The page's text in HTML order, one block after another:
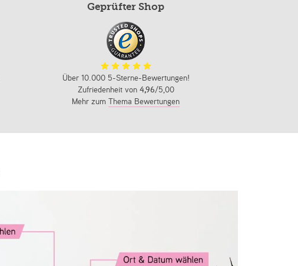
Geprüfter Shop
Über 10.000 5-Sterne-Bewertungen!
Zufriedenheit von 4,96/5,00
Mehr zumThema Bewertungen